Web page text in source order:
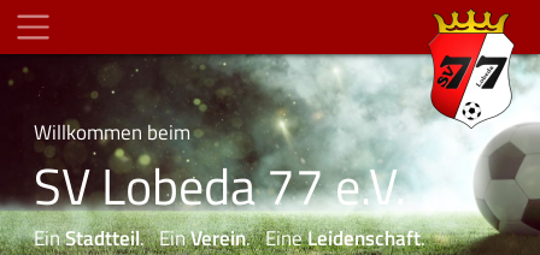
Willkommen beim
SV Lobeda 77 e.V.
EinStadtteil. EinVerein. EineLeidenschaft.